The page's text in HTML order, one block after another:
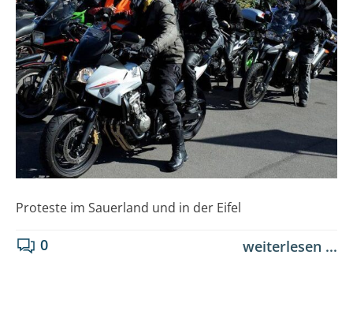
Proteste im Sauerland und in der Eifel
0 weiterlesen ...